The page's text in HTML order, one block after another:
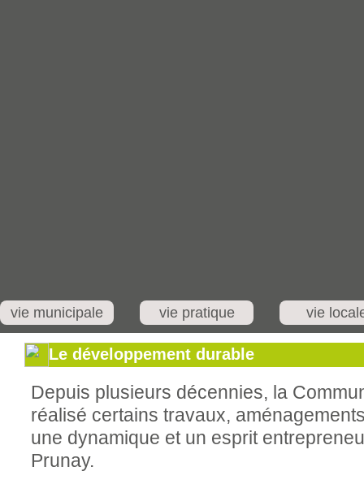
vie municipale vie pratique vie
Le développement durable
Depuis plusieurs décennies, la
réalisé certains travaux,
une dynamique et un esprit
Prunay.